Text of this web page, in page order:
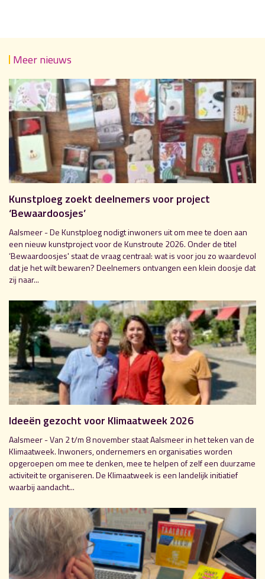
Meer nieuws
Kunstploeg zoekt deelnemers voor project
‘Bewaardoosjes’
Aalsmeer - De Kunstploeg nodigt inwoners uit om mee te doen aan
een nieuw kunstproject voor de Kunstroute 2026. Onder de titel
‘Bewaardoosjes' staat de vraag centraal: wat is voor jou zo waardevol
dat je het wilt bewaren? Deelnemers ontvangen een klein doosje dat
zij naar...
Ideeën gezocht voor Klimaatweek 2026
Aalsmeer - Van 2 t/m 8 november staat Aalsmeer in het teken van de
Klimaatweek. Inwoners, ondernemers en organisaties worden
opgeroepen om mee te denken, mee te helpen of zelf een duurzame
activiteit te organiseren. De Klimaatweek is een landelijk initiatief
waarbij aandacht...